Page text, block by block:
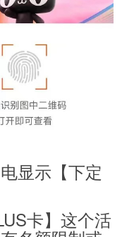
显示【下定
卡】这个活